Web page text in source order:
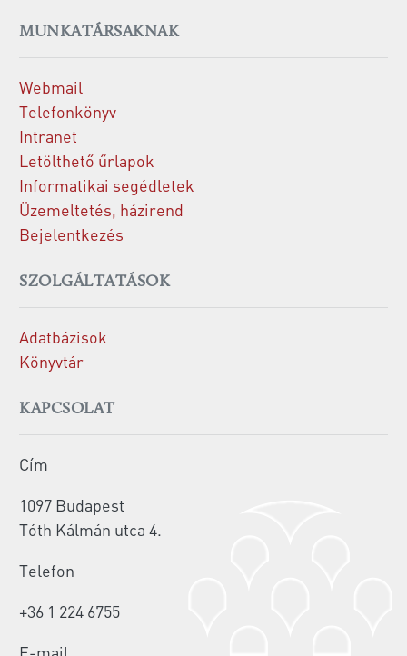
MUNKATÁRSAKNAK
Webmail
Telefonkönyv
Intranet
Letölthető űrlapok
Informatikai segédletek
Üzemeltetés, házirend
Bejelentkezés
SZOLGÁLTATÁSOK
Adatbázisok
Könyvtár
KAPCSOLAT
Cím
1097 Budapest
Tóth Kálmán utca 4.
Telefon
+36 1 224 6755